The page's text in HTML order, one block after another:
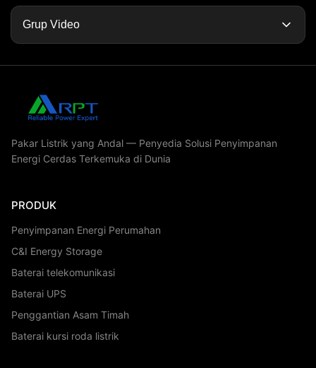
Grup Video
Penyimpanan Energi Perumahan
Baterai kursi roda listrik
C&I Energy Storage
Baterai UPS
Penggantian Asam Timah
Pakar Listrik yang Andal — Penyedia Solusi Penyimpanan
Energi Cerdas Terkemuka di Dunia
PRODUK
Penyimpanan Energi Perumahan
C&I Energy Storage
Baterai telekomunikasi
Baterai UPS
Penggantian Asam Timah
Baterai kursi roda listrik